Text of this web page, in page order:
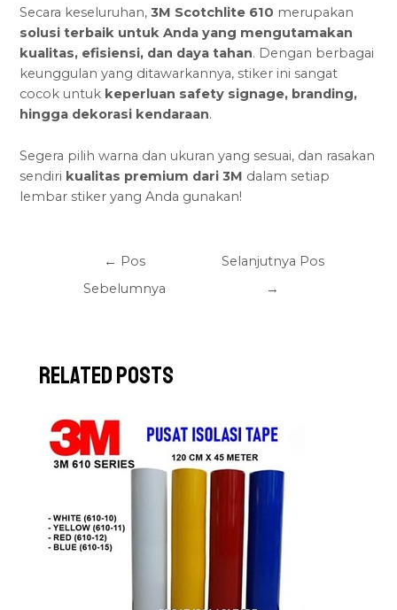
Secara keseluruhan,3M Scotchlite 610 merupakan
solusi terbaik untuk Anda yang mengutamakan
kualitas, efisiensi, dan daya tahan. Dengan berbagai
keunggulan yang ditawarkannya, stiker ini sangat
cocok untuk keperluan safety signage, branding,
hingga dekorasi kendaraan.
Segera pilih warna dan ukuran yang sesuai, dan rasakan
sendiri kualitas premium dari 3M dalam setiap
lembar stiker yang Anda gunakan!
← Pos
Sebelumnya
Selanjutnya Pos
→
Related Posts